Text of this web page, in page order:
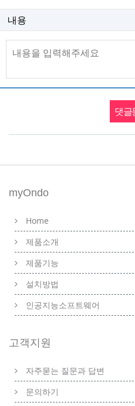
내용
myOndo
Home
제품소개
제품기능
설치방법
인공지능소프트웨어
고객지원
자주묻는 질문과 답변
문의하기